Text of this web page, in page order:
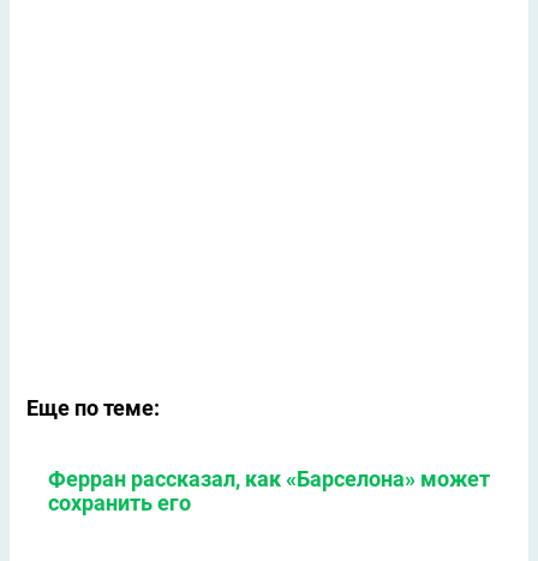
Еще по теме:
Ферран рассказал, как «Барселона» может
сохранить его